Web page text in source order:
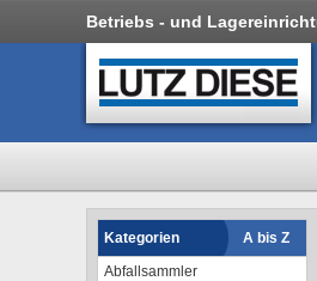
Betriebs - und
Kategorien
A bis Z
Abfallsammler